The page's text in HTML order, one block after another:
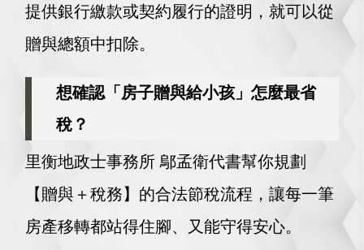
提供銀行繳款或契約履行的證明，就可以從
贈與總額中扣除。
想確認「房子贈與給小孩」怎麼最省
稅？
里衡地政士事務所 鄔孟衛代書幫你規劃
【贈與＋稅務】的合法節稅流程，讓每一筆
房產移轉都站得住腳、又能守得安心。